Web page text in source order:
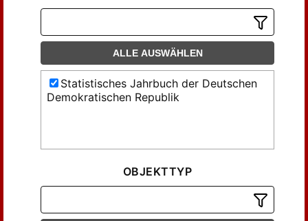
ALLE AUSWÄHLEN
Statistisches Jahrbuch der Deutschen
Demokratischen Republik
OBJEKTTYP